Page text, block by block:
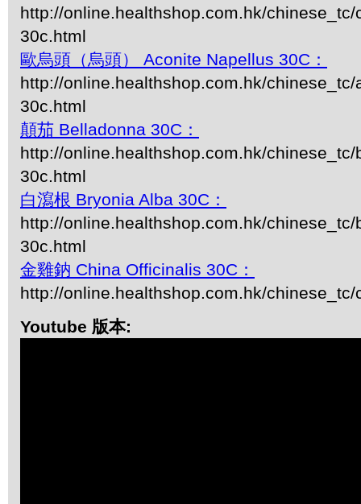
http://online.healthshop.com.hk/chinese_tc/
30c.html
歐烏頭（烏頭） Aconite Napellus 30C：
http://online.healthshop.com.hk/
30c.html
顛茄 Belladonna 30C：
http://online.healthshop.com.hk/chinese_tc/
30c.html
白瀉根 Bryonia Alba 30C：
http://online.healthshop.com.hk/chinese_tc/
30c.html
金雞鈉 China Officinalis 30C：
http://online.healthshop.com.hk/
Youtube 版本: